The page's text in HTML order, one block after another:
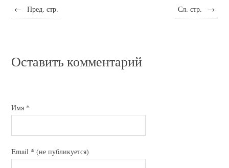
← Пред. стр. Сл. стр. →
Оставить комментарий
Имя *
Email * (не публикуется)